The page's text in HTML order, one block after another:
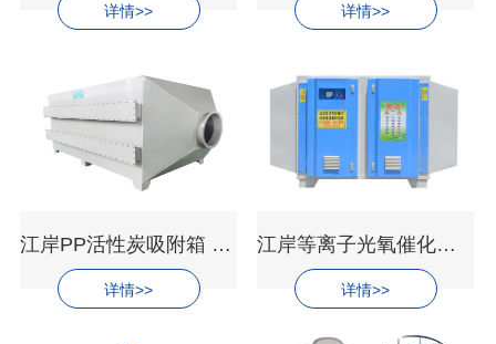
详情>> 详情>>
江岸PP活性炭吸附箱 STL-XFX-系列
详情>>
江岸等离子光氧催化设备 STL-GY-系列
详情>>